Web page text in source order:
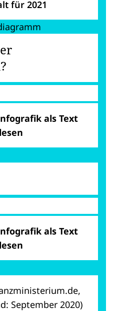
für 2021
als Text
lesen
als Text
lesen
September 2020)